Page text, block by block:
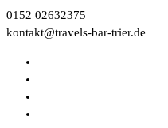
Zum
Inhalt
0152 02632375
kontakt@travels-bar-trier.de